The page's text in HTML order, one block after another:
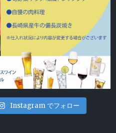
Instagram でフォロー